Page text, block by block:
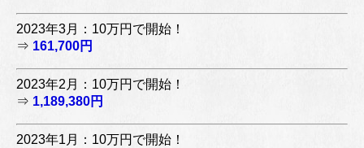
2023年3月：10万円で開始！
⇒ 161,700円
2023年2月：10万円で開始！
⇒ 1,189,380円
2023年1月：10万円で開始！